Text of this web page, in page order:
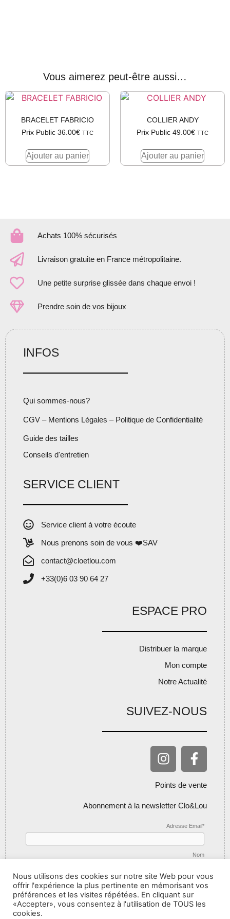
Vous aimerez peut-être aussi…
BRACELET FABRICIO
Prix Public 36.00€ TTC
Ajouter au panier
COLLIER ANDY
Prix Public 49.00€ TTC
Ajouter au panier
Achats 100% sécurisés
Livraison gratuite en France métropolitaine.
Une petite surprise glissée dans chaque envoi !
Prendre soin de vos bijoux
INFOS
Qui sommes-nous?
CGV – Mentions Légales – Politique de Confidentialité
Guide des tailles
Conseils d'entretien
SERVICE CLIENT
Service client à votre écoute
Nous prenons soin de vous ❤️SAV
contact@cloetlou.com
+33(0)6 03 90 64 27
ESPACE PRO
Distribuer la marque
Mon compte
Notre Actualité
SUIVEZ-NOUS
Points de vente
Abonnement à la newsletter Clo&Lou
Adresse Email*
Nom
Nous utilisons des cookies sur notre site Web pour vous
offrir l'expérience la plus pertinente en mémorisant vos
préférences et les visites répétées. En cliquant sur
«Accepter», vous consentez à l'utilisation de TOUS les
cookies.